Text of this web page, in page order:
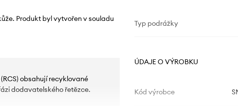
Produkt byl vytvořen v souladu
obsahují recyklované
dodavatelského řetězce.
Typ podrážky
ÚDAJE O VÝROBKU
Kód výrobce